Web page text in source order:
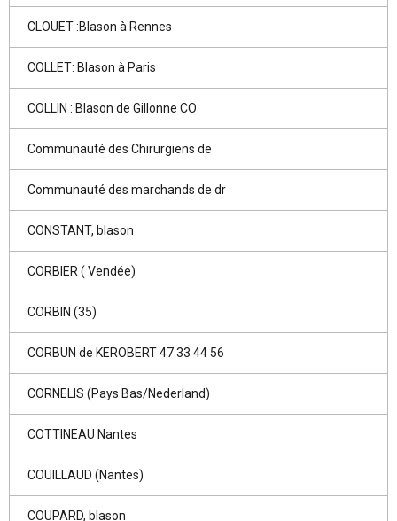
CLOUET :Blason à Rennes
COLLET: Blason à Paris
COLLIN : Blason de Gillonne CO
Communauté des Chirurgiens de
Communauté des marchands de dr
CONSTANT, blason
CORBIER ( Vendée)
CORBIN (35)
CORBUN de KEROBERT 47 33 44 56
CORNELIS (Pays Bas/Nederland)
COTTINEAU Nantes
COUILLAUD (Nantes)
COUPARD, blason